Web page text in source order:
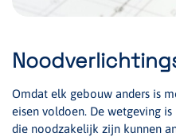
Omdat elk gebouw anders is
eisen voldoen. De wetgeving
die noodzakelijk zijn kunnen